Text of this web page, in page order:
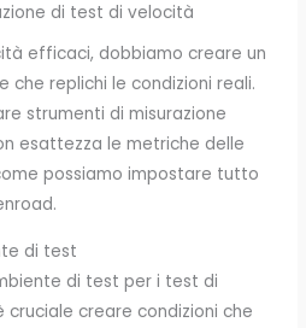
di test di velocità
efficaci, dobbiamo creare un
replichi le condizioni reali.
strumenti di misurazione
esattezza le metriche delle
possiamo impostare tutto
di test
di test per i test di
creare condizioni che